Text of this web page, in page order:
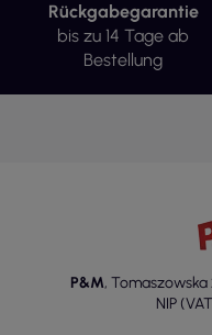
Rückgabegarantie
bis zu 14 Tage ab
Bestellung
P&M, Tomaszowska
NIP